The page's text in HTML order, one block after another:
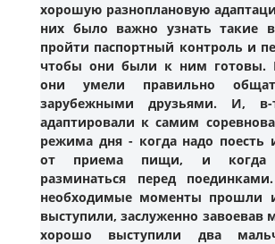
хорошую разноплановую
них было важно узнать такие
пройти паспортный контроль и
чтобы они были к ним готовы.
они умели правильно
зарубежными друзьями. И,
адаптировали к самим
режима дня - когда надо поесть
от приема пищи, и когда
разминаться перед
необходимые моменты прошли
выступили, заслуженно завоевав
хорошо выступили два